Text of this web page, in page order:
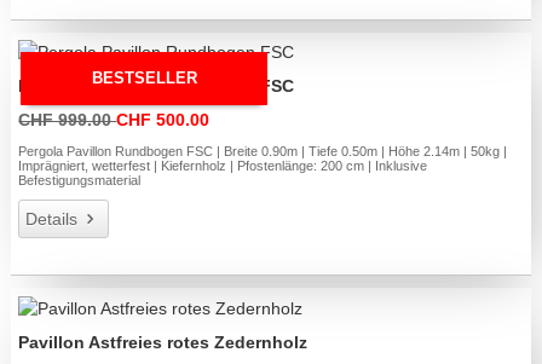
BESTSELLER
Pergola Pavillon Rundbogen FSC
CHF 999.00CHF 500.00
Pergola Pavillon Rundbogen FSC | Breite 0.90m | Tiefe 0.50m | Höhe 2.14m | 50kg |
Imprägniert, wetterfest | Kiefernholz | Pfostenlänge: 200 cm | Inklusive
Befestigungsmaterial
Details
Pavillon Astfreies rotes Zedernholz